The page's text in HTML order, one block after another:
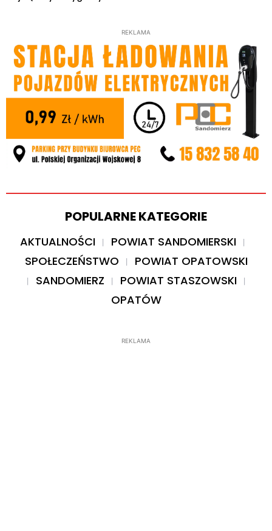
REKLAMA
POPULARNE KATEGORIE
AKTUALNOŚCI
POWIAT SANDOMIERSKI
SPOŁECZEŃSTWO
POWIAT OPATOWSKI
SANDOMIERZ
POWIAT STASZOWSKI
OPATÓW
REKLAMA